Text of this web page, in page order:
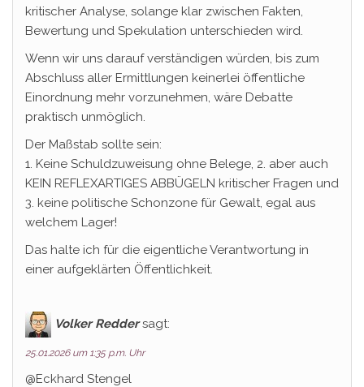
kritischer Analyse, solange klar zwischen Fakten,
Bewertung und Spekulation unterschieden wird.
Wenn wir uns darauf verständigen würden, bis zum
Abschluss aller Ermittlungen keinerlei öffentliche
Einordnung mehr vorzunehmen, wäre Debatte
praktisch unmöglich.
Der Maßstab sollte sein:
1. Keine Schuldzuweisung ohne Belege, 2. aber auch
KEIN REFLEXARTIGES ABBÜGELN kritischer Fragen und
3. keine politische Schonzone für Gewalt, egal aus
welchem Lager!
Das halte ich für die eigentliche Verantwortung in
einer aufgeklärten Öffentlichkeit.
Volker Redder sagt:
25.01.2026 um 1:35 p.m. Uhr
@Eckhard Stengel